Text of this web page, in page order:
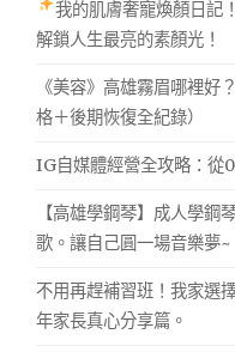
我的肌膚奢寵煥顏日
解鎖人生最亮的素顏光！
《美容》高雄霧眉哪裡
格＋後期恢復全紀錄）
IG自媒體經營全攻略：從
【高雄學鋼琴】成人學鋼
歌。讓自己圓一場音樂夢~
不用再趕補習班！我家選
年家長真心分享篇。